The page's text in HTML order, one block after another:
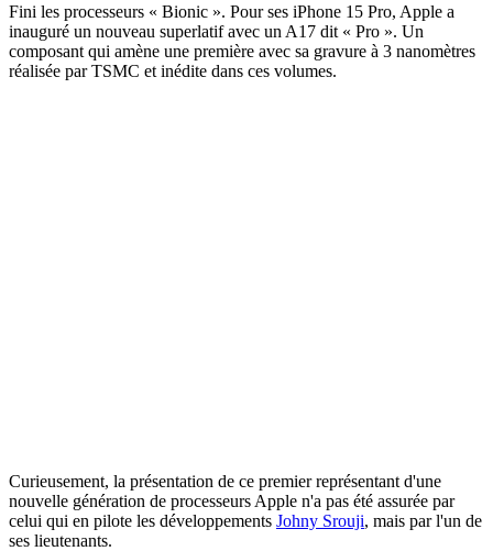
Fini les processeurs « Bionic ». Pour ses iPhone 15 Pro, Apple a
inauguré un nouveau superlatif avec un A17 dit « Pro ». Un
composant qui amène une première avec sa gravure à 3 nanomètres
réalisée par TSMC et inédite dans ces volumes.
Curieusement, la présentation de ce premier représentant d'une
nouvelle génération de processeurs Apple n'a pas été assurée par
celui qui en pilote les développements Johny Srouji, mais par l'un de
ses lieutenants.